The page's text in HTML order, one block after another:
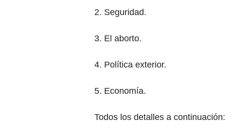
2. Seguridad.
3. El aborto.
4. Política exterior.
5. Economía.
Todos los detalles a continuación: